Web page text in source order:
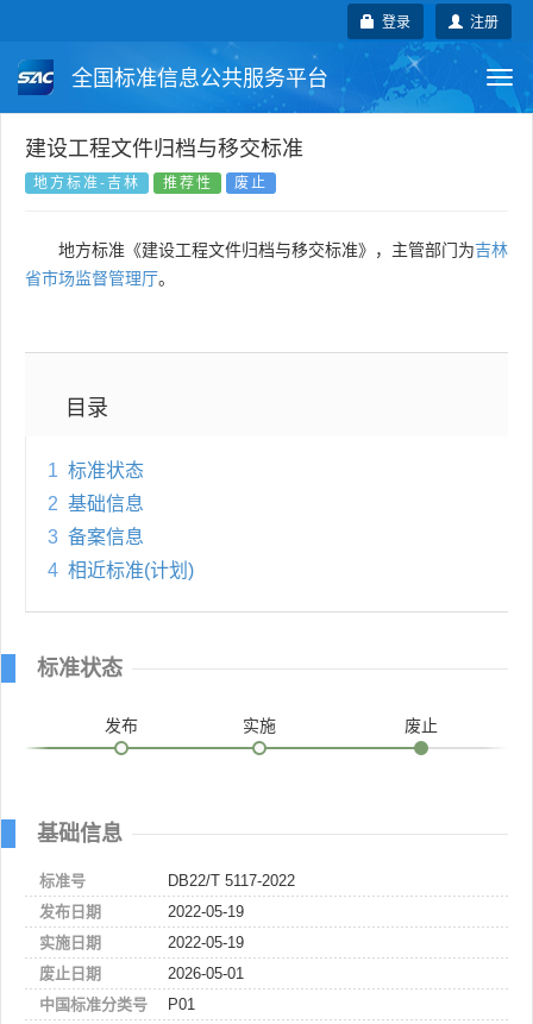
注册
登录
全国标准信息公共服务平台
国家标准 行业标准
国外标准 技术委员会
建设工程文件归档与移交标准
地方标准-吉林 推荐性 废止
地方标准《建设工程文件归档与移交标准》，主管部门为吉林
省市场监督管理厅。
目录
1 标准状态
2 基础信息
3 备案信息
4 相近标准(计划)
标准状态
发布 实施 废止
基础信息
标准号
DB22/T 5117-2022
发布日期
2022-05-19
实施日期
2022-05-19
废止日期
2026-05-01
中国标准分类号
P01